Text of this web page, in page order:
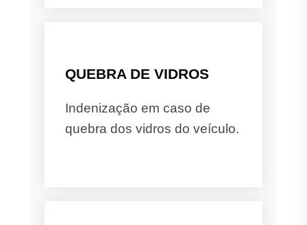
QUEBRA DE VIDROS
Indenização em caso de
quebra dos vidros do veículo.